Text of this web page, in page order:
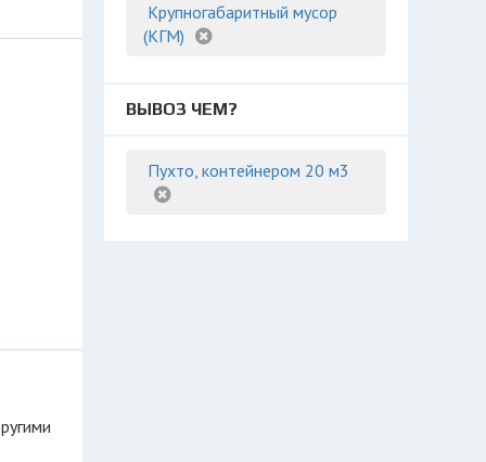
Крупногабаритный мусор
(КГМ)
ВЫВОЗ ЧЕМ?
Пухто, контейнером 20 м3